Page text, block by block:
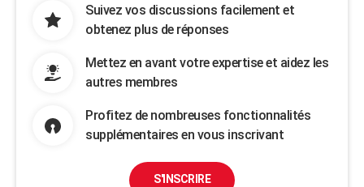
Suivez vos discussions facilement et
obtenez plus de réponses
Mettez en avant votre expertise et aidez les
autres membres
Profitez de nombreuses fonctionnalités
supplémentaires en vous inscrivant
S'INSCRIRE